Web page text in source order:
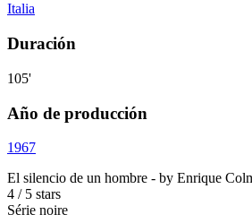
Italia
Duración
105'
Año de producción
1967
El silencio de un hombre - by Enrique
4 / 5 stars
Série noire